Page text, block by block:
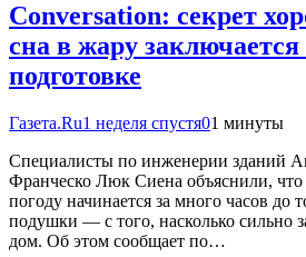
Conversation: секрет
сна в жару
подготовке
Газета.Ru1 неделя спустя01 минуты
Специалисты по инженерии зданий
Франческо Люк Сиена объяснили,
погоду начинается за много часов до
подушки — с того, насколько сильно
дом. Об этом сообщает по…